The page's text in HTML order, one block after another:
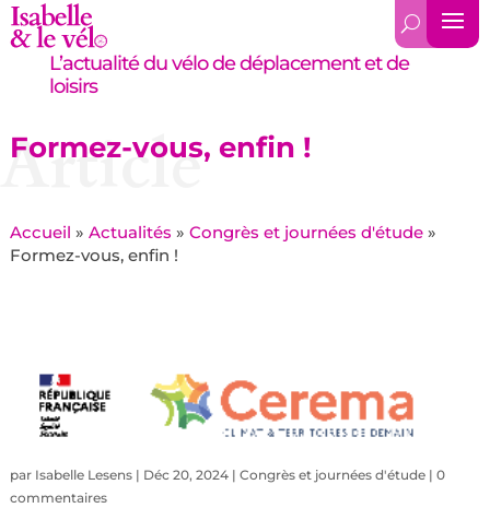
L’actualité du vélo de déplacement et de
loisirs
Formez-vous, enfin !
Article
Accueil » Actualités » Congrès et journées d'étude»
Formez-vous, enfin !
par Isabelle Lesens| Déc 20, 2024| Congrès et journées d'étude| 0
commentaires